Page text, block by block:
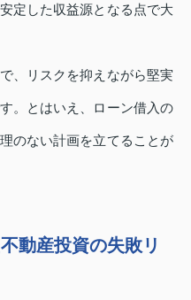
定した収益源となる点で大
、リスクを抑えながら堅実
。とはいえ、ローン借入の
のない計画を立てることが
動産投資の失敗リ